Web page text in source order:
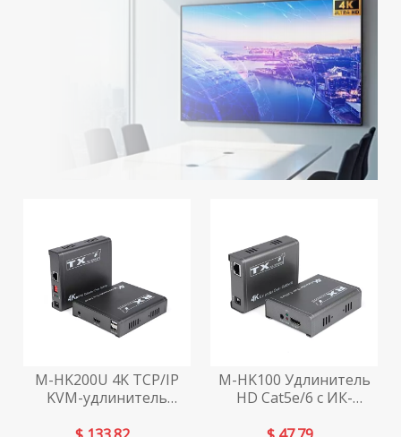
M-HK200U 4K TCP/IP
KVM-удлинитель
M-HK100 Удлинитель
HD Cat5e/6 с ИК-